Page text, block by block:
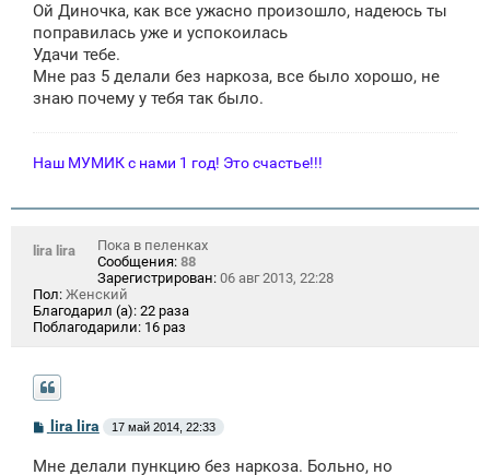
б
щ
н
и
Ой Диночка, как все ужасно произошло, надеюсь ты
поправилась уже и успокоилась
Удачи тебе.
Мне раз 5 делали без наркоза, все было хорошо, не
знаю почему у тебя так было.
Наш МУМИК с нами 1 год! Это счастье!!!
lira lira
Пока в пеленках
Сообщения: 88
Зарегистрирован: 06 авг 2013, 22:28
Пол: Женский
Благодарил (а): 22 раза
Поблагодарили: 16 раз
С
б
lira lira 17 май 2014, 22:33
Мне делали пункцию без наркоза. Больно, но